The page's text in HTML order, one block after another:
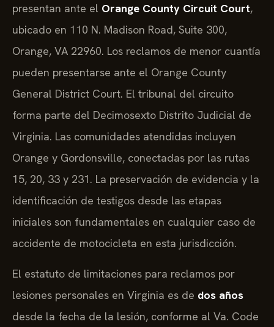
presentan ante el Orange County Circuit Court,
ubicado en 110 N. Madison Road, Suite 300,
Orange, VA 22960. Los reclamos de menor cuantía
pueden presentarse ante el Orange County
General District Court. El tribunal del circuito
forma parte del Decimosexto Distrito Judicial de
Virginia. Las comunidades atendidas incluyen
Orange y Gordonsville, conectadas por las rutas
15, 20, 33 y 231. La preservación de evidencia y la
identificación de testigos desde las etapas
iniciales son fundamentales en cualquier caso de
accidente de motocicleta en esta jurisdicción.
El estatuto de limitaciones para reclamos por
lesiones personales en Virginia es de dos años
desde la fecha de la lesión, conforme al Va. Code